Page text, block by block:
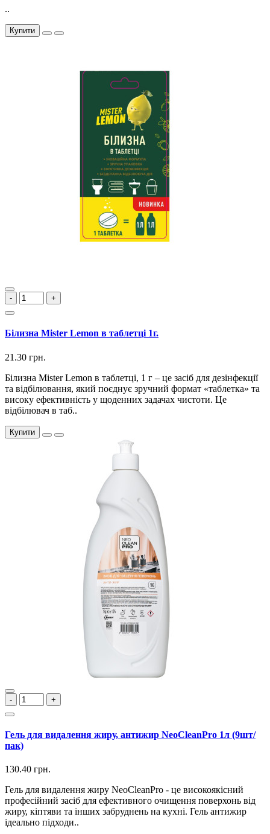
..
Купити
- +
Білизна Mister Lemon в таблетці 1г.
21.30 грн.
Білизна Mister Lemon в таблетці, 1 г – це засіб для дезінфекції
та відбілювання, який поєднує зручний формат «таблетка» та
високу ефективність у щоденних задачах чистоти. Це
відбілювач в таб..
Купити
- +
Гель для видалення жиру, антижир NeoCleanPro 1л (9шт/
пак)
130.40 грн.
Гель для видалення жиру NeoCleanPro - це високоякісний
професійний засіб для ефективного очищення поверхонь від
жиру, кіптяви та інших забруднень на кухні. Гель антижир
ідеально підходи..